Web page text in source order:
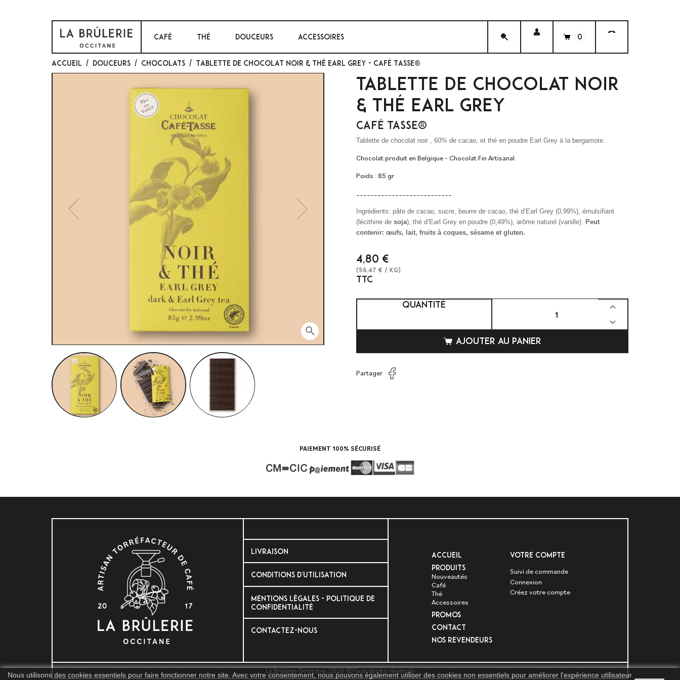
CAFÉ THÉ DOUCEURS ACCESSOIRES 0
Accueil Douceurs Chocolats Tablette de chocolat Noir & Thé Earl Grey - Café Tasse®
Previous Next
search
TABLETTE DE CHOCOLAT NOIR
& THÉ EARL GREY
CAFÉ TASSE®
Tablette de chocolat noir , 60% de cacao, et thé en poudre Earl Grey à la bergamote.
Chocolat produit en Belgique - Chocolat Fin Artisanal.
Poids : 85 gr
___________________________
Ingrédients: pâte de cacao, sucre, beurre de cacao, thé d’Earl Grey (0,99%), émulsifiant
(lécithine de soja), thé d’Earl Grey en poudre (0,49%), arôme naturel (vanille). Peut
contenir: œufs, lait, fruits à coques, sésame et gluten.
4,80 €
(56,47 € / Kg)
TTC
QUANTITÉ


AJOUTER AU PANIER
Partager
PAIEMENT 100% SÉCURISÉ
LIVRAISON
CONDITIONS D'UTILISATION
MENTIONS LÉGALES - POLITIQUE DE
CONFIDENTIALITÉ
CONTACTEZ-NOUS
Nous utilisons des cookies essentiels pour faire fonctionner notre site. Avec votre consentement, nous pouvons également utiliser des cookies non essentiels pour améliorer l'expérience utilisateur
Accueil
Produits
Nouveautés
Café
Thé
Accessoires
PROMOS
Contact
Nos Revendeurs
VOTRE COMPTE
Suivi de commande
Connexion
Créez votre compte
La Brûlerie Occitane, 2026 ©Tous droits réservés